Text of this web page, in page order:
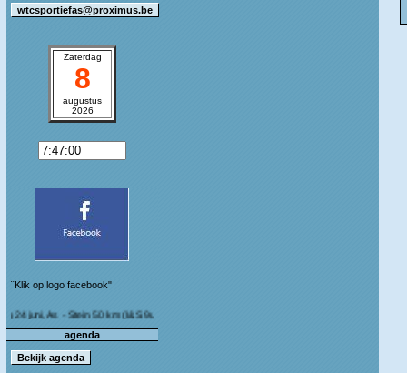
Zaterdag
8
augustus
2026
¨Klik op logo facebook"
As - Stein 50 km (I&S 9u - 10u30) Café Bij die van ons As
agenda